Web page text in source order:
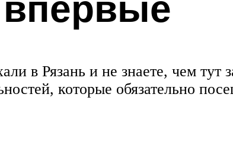
в Рязань и не знаете, чем тут
которые обязательно